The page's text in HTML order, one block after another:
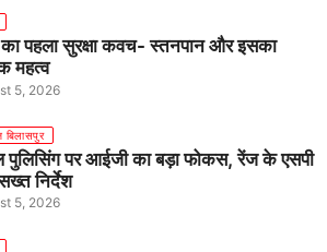
पहला सुरक्षा कवच- स्तनपान और इसका
महत्व
5, 2026
पुलिसिंग पर आईजी का बड़ा फोकस, रेंज के एसपी
निर्देश
5, 2026